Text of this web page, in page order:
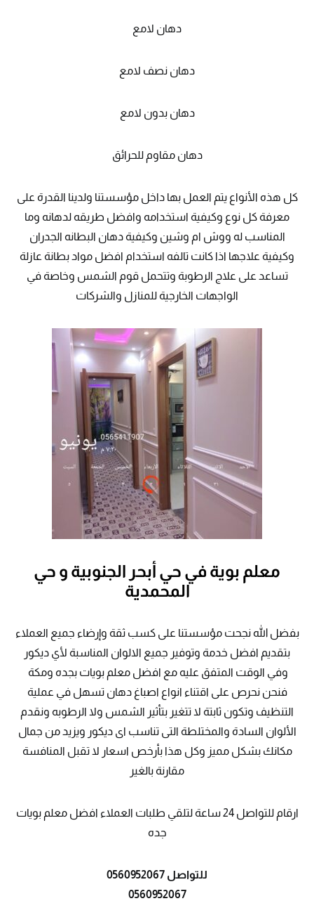
دهان لامع
دهان نصف لامع
دهان بدون لامع
دهان مقاوم للحرائق
كل هذه الأنواع يتم العمل بها داخل مؤسستنا ولدينا القدرة على
معرفة كل نوع وكيفية استخدامه وافضل طريقه لدهانه وما
المناسب له ووش ام وشين وكيفية دهان البطانه الجدران
وكيفية علاجها اذا كانت تالفه استخدام افضل مواد بطانة عازلة
تساعد على علاج الرطوبة وتتحمل قوم الشمس وخاصة في
الواجهات الخارجية للمنازل والشركات
معلم بوية في حي أبحر الجنوبية و حي
المحمدية
بفضل الله نجحت مؤسستنا على كسب ثقة وإرضاء جميع العملاء
بتقديم افضل خدمة وتوفير جميع الالوان المناسبة لأي ديكور
وفي الوقت المتفق عليه مع افضل معلم بويات بجده ومكة
فنحن نحرص على اقتناء انواع اصباغ دهان تسهل في عملية
التنظيف وتكون ثابتة لا تتغير بتأثير الشمس ولا الرطوبه ونقدم
الألوان السادة والمختلطة التى تناسب اى ديكور ويزيد من جمال
مكانك بشكل مميز وكل هذا بأرخص اسعار لا تقبل المنافسة
مقارنة بالغير
ارقام للتواصل 24 ساعة لتلقي طلبات العملاء افضل معلم بويات
جده
للتواصل 0560952067
0560952067